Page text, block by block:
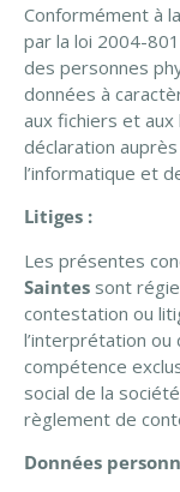
Conformément à
par la loi 2004-
des personnes
données à
aux fichiers et aux
déclaration
l’informatique et
Litiges :
Les présentes
Saintes sont
contestation ou
l’interprétation ou
compétence
social de la
règlement de
Données